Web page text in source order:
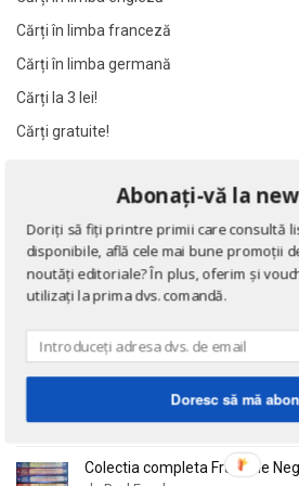
Al. Caprariu
Al. Dumitrescu
Al. Philippide
Alain Besancon
Alain Bombard
Alain Danielou
Alain Lallemand
Alain Lesage
Alain Manevy
Alan Butler
Al. Caprariu
Al. Dumitrescu
Al. Philippide
Alain Besancon
Alain Bombard
Alain Danielou
Alain Lallemand
Alain Lesage
Alain Manevy
Alan Butler
Cărți în limba franceză
Cărți în limba germană
Cărți la 3 lei!
Cărți gratuite!
Eseuri
de Emil Cioran
Doctrina sau Cele patru carti
de Confucius
Colectia completa Fracurile
Abonați-vă la
Doriți să fiți printre primii care consultă
disponibile, află cele mai bune promoții
noutăți editoriale? În plus, oferim și
utilizați la prima dvs. comandă.
Doresc să mă